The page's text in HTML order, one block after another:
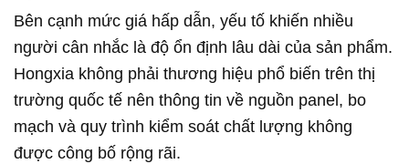
Bên cạnh mức giá hấp dẫn, yếu tố khiến nhiều
người cân nhắc là độ ổn định lâu dài của sản phẩm.
Hongxia không phải thương hiệu phổ biến trên thị
trường quốc tế nên thông tin về nguồn panel, bo
mạch và quy trình kiểm soát chất lượng không
được công bố rộng rãi.